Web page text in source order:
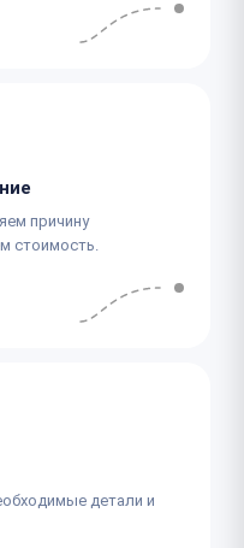
причину
стоимость.
детали и